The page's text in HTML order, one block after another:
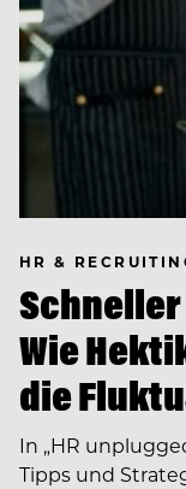
HR &
Wie
die
In ­„HR
Tipps und